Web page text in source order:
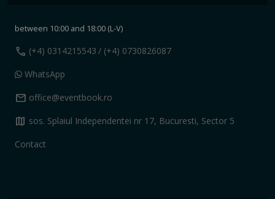
between 10:00 and 18:00 (L-V)
call (+4) 0314215543 / (+4) 0730826087
WhatsApp
mail office@eventbook.ro
map sos. Splaiul Independentei nr 17, Bucuresti, Sector 5
Contact